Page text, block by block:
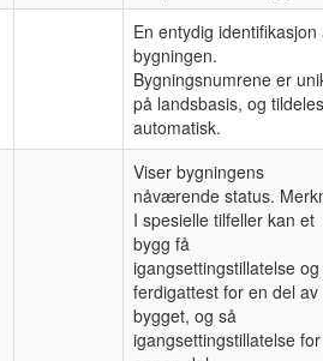
En entydig identifikasjon
bygningen.
Bygningsnumrene er
på landsbasis, og tildeles
automatisk.
Viser bygningens
nåværende status.
I spesielle tilfeller kan et
bygg få
igangsettingstillatelse og
ferdigattest for en del av
bygget, og så
igangsettingstillatelse